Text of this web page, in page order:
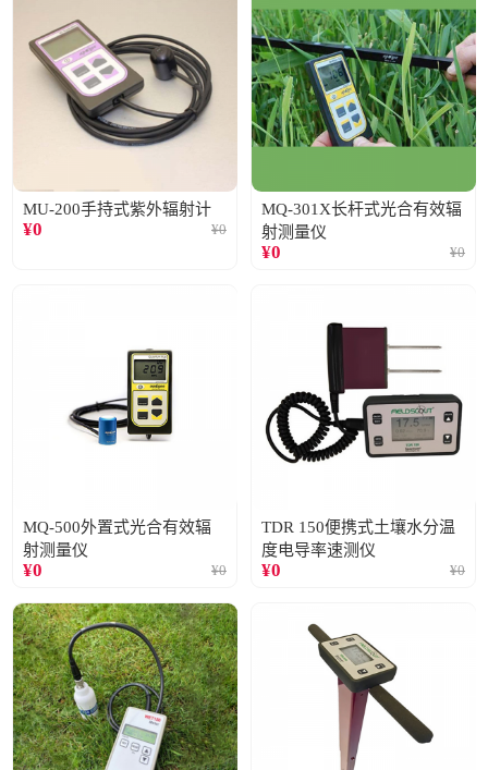
MU-200手持式紫外辐射计
¥0 ¥0
MQ-301X长杆式光合有效辐
射测量仪
¥0 ¥0
MQ-500外置式光合有效辐
射测量仪
¥0 ¥0
TDR 150便携式土壤水分温
度电导率速测仪
¥0 ¥0